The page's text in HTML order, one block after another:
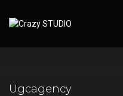
Ugcagency